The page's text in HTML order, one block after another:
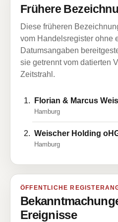
Frühere
Diese früheren
vom Handelsregister ohne
Datumsangaben
sie getrennt vom datierten
Zeitstrahl.
Florian & Marcus
Hamburg
Weischer Holding
Hamburg
ÖFFENTLICHE
Ereignisse